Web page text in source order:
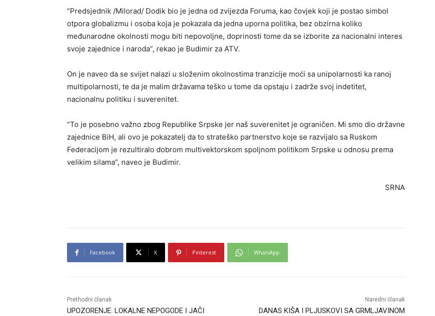
“Predsjednik /Milorad/ Dodik bio je jedna od zvijezda Foruma, kao čovjek koji je postao simbol
otpora globalizmu i osoba koja je pokazala da jedna uporna politika, bez obzirna koliko
međunarodne okolnosti mogu biti nepovoljne, doprinosti tome da se izborite za nacionalni interes
svoje zajednice i naroda”, rekao je Budimir za ATV.
On je naveo da se svijet nalazi u složenim okolnostima tranzicije moći sa unipolarnosti ka ranoj
multipolarnosti, te da je malim državama teško u tome da opstaju i zadrže svoj indetitet,
nacionalnu politiku i suverenitet.
“To je posebno važno zbog Republike Srpske jer naš suverenitet je ograničen. Mi smo dio državne
zajednice BiH, ali ovo je pokazatelj da to strateško partnerstvo koje se razvijalo sa Ruskom
Federacijom je rezultiralo dobrom multivektorskom spoljnom politikom Srpske u odnosu prema
velikim silama”, naveo je Budimir.
SRNA
Facebook X Pinterest WhatsApp
Prethodni članak
UPOZORENJE: LOKALNE NEPOGODE I JAČI
Naredni članak
DANAS KIŠA I PLJUSKOVI SA GRMLJAVINOM